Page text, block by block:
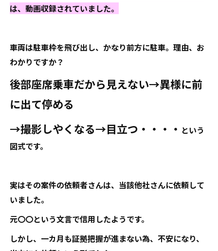
は、動画収録されていました。
車両は駐車枠を飛び出し、かなり前方に駐車。理由、お
わかりですか？
後部座席乗車だから見えない→異様に前
に出て停める
→撮影しやくなる→目立つ・・・・ という
図式です。
実はその案件の依頼者さんは、当該他社さんに依頼して
いました。
元〇〇という文言で信用したようです。
しかし、一カ月も証拠把握が進まない為、不安になり、